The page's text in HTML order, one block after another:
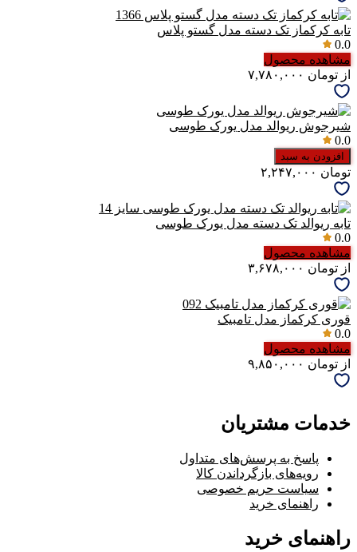
تابه کرکماز تک دسته مدل گستو پلاس
0.0
مشاهده محصول
از تومان
شیرجوش ریوالد مدل یورک طوسی
0.0
افزودن به سبد
تومان
تابه ریوالد تک دسته مدل یورک طوسی
0.0
مشاهده محصول
از تومان
قوری کرکماز مدل تامبیک
0.0
مشاهده محصول
از تومان
خدمات مشتریان
پاسخ به پرسش‌های متداول
رویه‌های بازگرداندن کالا
سیاست حریم خصوصی
راهنمای خرید
راهنمای خرید